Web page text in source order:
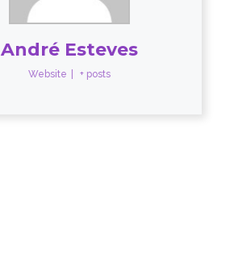
André Esteves
Website + posts